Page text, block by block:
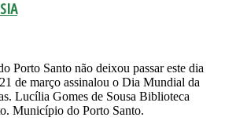
Porto Santo não deixou passar este dia
de março assinalou o Dia Mundial da
Lucília Gomes de Sousa Biblioteca
Município do Porto Santo.